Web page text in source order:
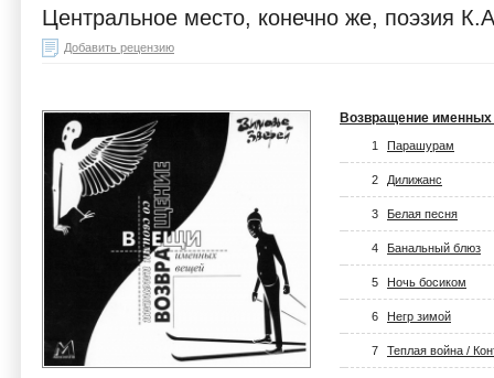
Центральное место, конечно же, поэзия
Добавить рецензию
Возвращение
1 Парашурам
2 Дилижанс
3 Белая песня
4 Банальный блюз
5 Ночь босиком
6 Негр зимой
7 Теплая война /